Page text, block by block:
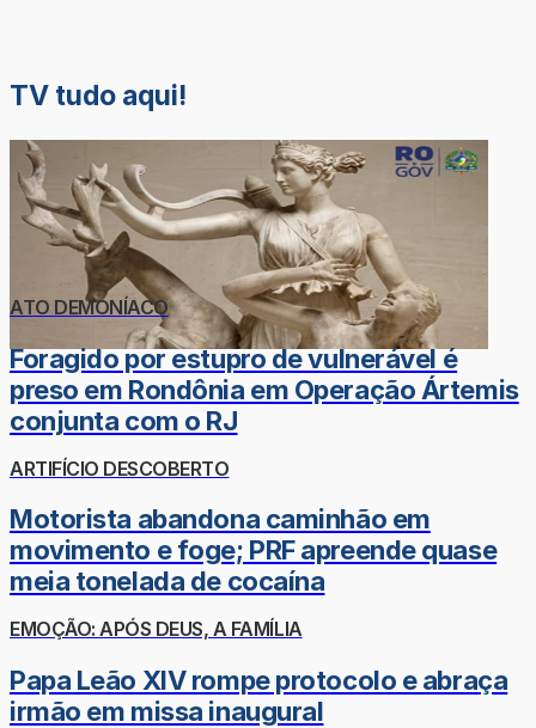
TV tudo aqui!
ATO DEMONÍACO
Foragido por estupro de vulnerável é
preso em Rondônia em Operação Ártemis
conjunta com o RJ
ARTIFÍCIO DESCOBERTO
Motorista abandona caminhão em
movimento e foge; PRF apreende quase
meia tonelada de cocaína
EMOÇÃO: APÓS DEUS, A FAMÍLIA
Papa Leão XIV rompe protocolo e abraça
irmão em missa inaugural